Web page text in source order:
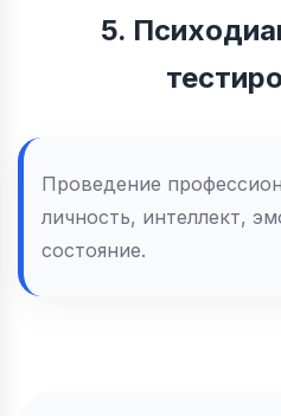
5.
Проведение
личность, интеллект,
состояние.